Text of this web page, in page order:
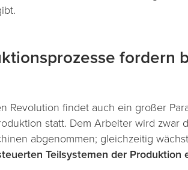
fordern
Revolution findet auch ein großer
statt. Dem Arbeiter wird zwar
abgenommen; gleichzeitig
Teilsystemen der Produktion